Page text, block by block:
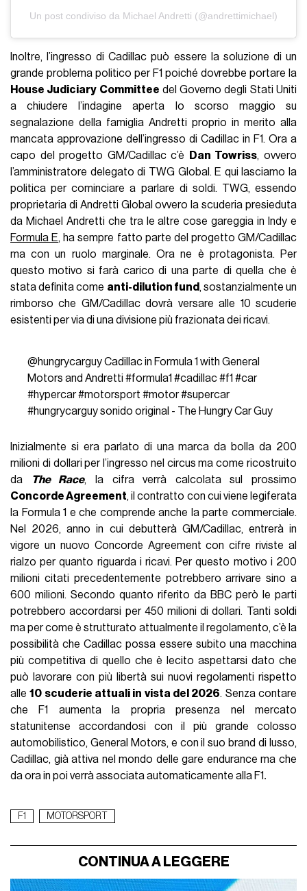
Un post condiviso da Michael Andretti (@andrettimichael)
Inoltre, l’ingresso di Cadillac può essere la soluzione di un
grande problema politico per F1 poiché dovrebbe portare la
House Judiciary Committee del Governo degli Stati Uniti
a chiudere l’indagine aperta lo scorso maggio su
segnalazione della famiglia Andretti proprio in merito alla
mancata approvazione dell’ingresso di Cadillac in F1. Ora a
capo del progetto GM/Cadillac c’è
Dan Towriss, ovvero
l’amministratore delegato di TWG Global. E qui lasciamo la
politica per cominciare a parlare di soldi. TWG, essendo
proprietaria di Andretti Global ovvero la scuderia presieduta
da Michael Andretti che tra le altre cose gareggia in Indy e
Formula E, ha sempre fatto parte del progetto GM/Cadillac
ma con un ruolo marginale. Ora ne è protagonista. Per
questo motivo si farà carico di una parte di quella che è
stata definita come anti-dilution fund , sostanzialmente un
rimborso che GM/Cadillac dovrà versare alle 10 scuderie
esistenti per via di una divisione più frazionata dei ricavi.
@hungrycarguyCadillac in Formula 1 with General
Motors and Andretti #formula1 #cadillac#f1 #car
#hypercar#motorsport #motor#supercar
#hungrycarguysonido original - The Hungry Car Guy
Inizialmente si era parlato di una marca da bolla da 200
milioni di dollari per l’ingresso nel circus ma come ricostruito
da
The Race, la cifra verrà calcolata sul prossimo
Concorde Agreement, il contratto con cui viene legiferata
la Formula 1 e che comprende anche la parte commerciale.
Nel 2026, anno in cui debutterà GM/Cadillac, entrerà in
vigore un nuovo Concorde Agreement con cifre riviste al
rialzo per quanto riguarda i ricavi. Per questo motivo i 200
milioni citati precedentemente potrebbero arrivare sino a
600 milioni. Secondo quanto riferito da BBC però le parti
potrebbero accordarsi per 450 milioni di dollari. Tanti soldi
ma per come è strutturato attualmente il regolamento, c’è la
possibilità che Cadillac possa essere subito una macchina
più competitiva di quello che è lecito aspettarsi dato che
può lavorare con più libertà sui nuovi regolamenti rispetto
alle10 scuderie attuali in vista del 2026. Senza contare
che F1 aumenta la propria presenza nel mercato
statunitense accordandosi con il più grande colosso
automobilistico, General Motors, e con il suo brand di lusso,
Cadillac, già attiva nel mondo delle gare endurance ma che
da ora in poi verrà associata automaticamente alla F1.
F1 MOTORSPORT
CONTINUA A LEGGERE